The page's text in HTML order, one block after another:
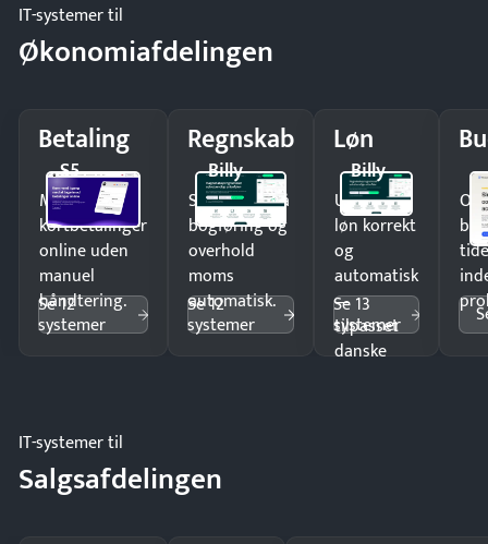
IT-systemer til
Økonomiafdelingen
Betaling
S5
Modtag
kortbetalinger
online uden
manuel
håndtering.
Se 12
systemer
Regnskab
Billy
Spar timer på
bogføring og
overhold
moms
automatisk.
Se 12
systemer
Løn
Billy
Udbetal
løn korrekt
og
automatisk
—
tilpasset
danske
Se 13
systemer
IT-systemer til
Salgsafdelingen